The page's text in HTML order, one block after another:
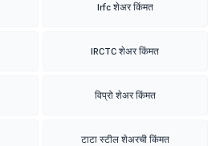
Irfc शेअर किंमत
IRCTC शेअर किंमत
विप्रो शेअर किंमत
टाटा स्टील शेअरची किंमत